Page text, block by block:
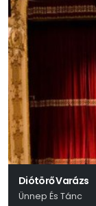
Diótörő Varázs
Ünnep És Tánc